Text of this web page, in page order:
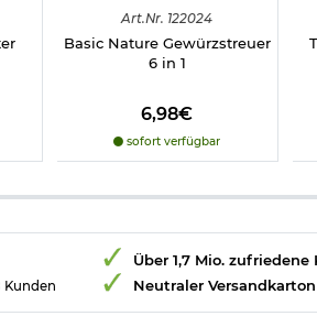
Art.Nr. 122024
Basic Nature Gewürzstreuer
6 in 1
6,98€
sofort verfügbar
Kunden
Über 1,7 Mio. zufriedene
Neutraler Versandkarton